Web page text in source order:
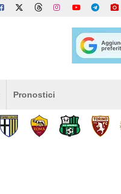
Pronostici